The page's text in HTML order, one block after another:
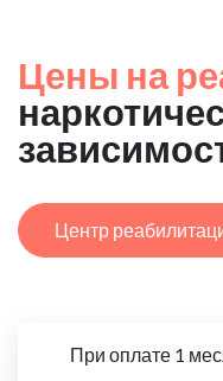
Цены на
Центр
При оплате 1